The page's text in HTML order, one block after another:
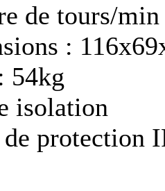
de tours/
:
54kg
isolation
protection